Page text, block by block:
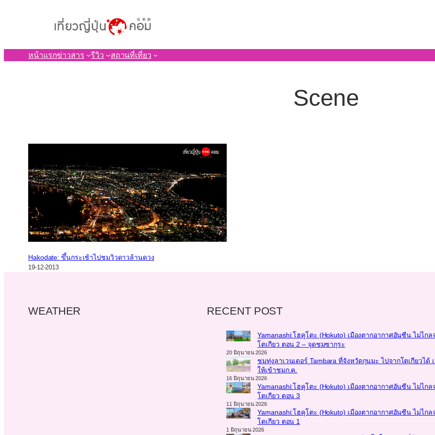
หน้าแรกข่าวสาร รีวิว สถานที่เที่ยว
Scene
Hakodate: ขึ้นกระเช้าไปชมวิวดาวล้านดวง
19-12-2013
WEATHER RECENT POST
Yamanashi:โฮคุโตะ (Hokuto) เมืองตากอากาศอันซีน ไม่ไกล
โตเกียว ตอน 2 – จุดชมซากุระ
20 มิถุนายน 2026
ชมทุ่งลาเวนเดอร์ Tambara ที่จังหวัดกุนมะ ไปจากโตเกียวได้
ให้เข้าชมก.ค.
16 มิถุนายน 2026
Yamanashi:โฮคุโตะ (Hokuto) เมืองตากอากาศอันซีน ไม่ไกล
โตเกียว ตอน 3
11 มิถุนายน 2026
Yamanashi:โฮคุโตะ (Hokuto) เมืองตากอากาศอันซีน ไม่ไกล
โตเกียว ตอน 1
1 มิถุนายน 2026